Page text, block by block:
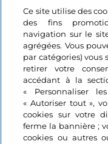
Suivez-nous
Ce site utilise des
des fins
navigation sur le
agrégées. Vous
par catégories) vous
retirer votre
accédant à la
« Personnaliser
« Autoriser tout »,
cookies sur votre
ferme la bannière ;
cookies ou autres